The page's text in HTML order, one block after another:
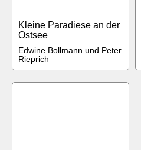
Kleine Paradiese an der
Ostsee
Edwine Bollmann und Peter
Rieprich